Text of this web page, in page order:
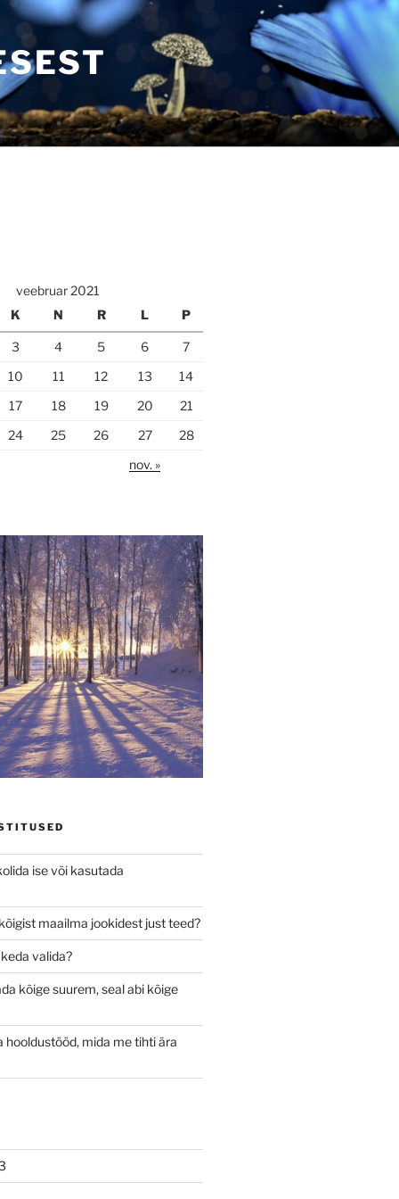
veebruar 2021
K N R L P
3 4 5 6
7
10 11 12 13
14
17 18 19 20
21
24 25 26 27
28
nov. »
ise või kasutada
maailma jookidest just teed?
valida?
kõige suurem, seal abi kõige
hooldustööd, mida me tihti ära